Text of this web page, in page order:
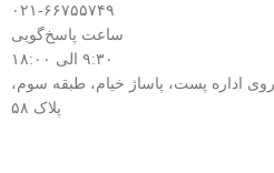
۰۲۱-۶۶۷۵۵۷۴۹
ساعت پاسخ‌گویی
۹:۳۰ الی ۱۸:۰۰
اداره پست، پاساژ خیام، طبقه سوم،
پلاک ۵۸